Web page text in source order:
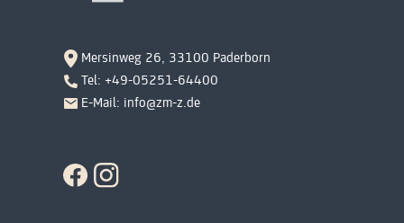
Mersinweg 26, 33100 Paderborn
Tel: +49-05251-64400
E-Mail: info@zm-z.de